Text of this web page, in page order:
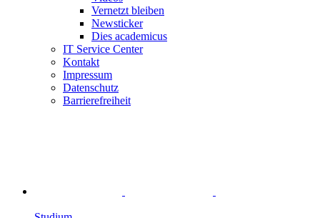
Vernetzt bleiben
Newsticker
Dies academicus
IT Service Center
Kontakt
Impressum
Datenschutz
Barrierefreiheit